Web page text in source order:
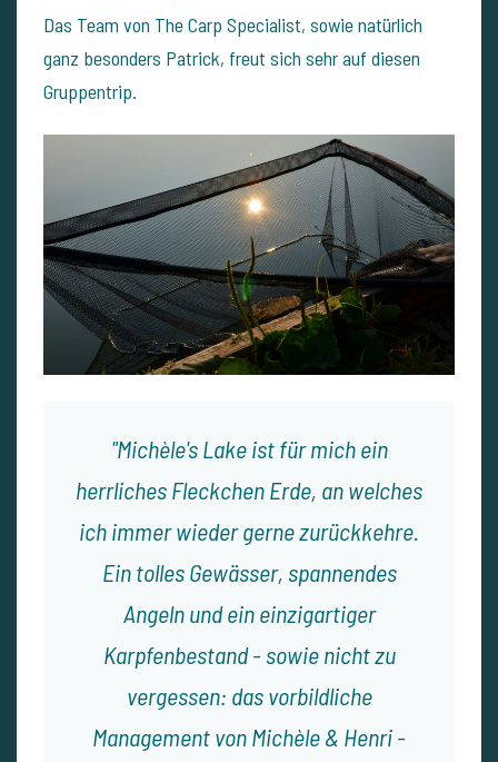
Das Team von The Carp Specialist, sowie natürlich
ganz besonders Patrick, freut sich sehr auf diesen
Gruppentrip.
Michèle's Lake ist für mich ein
herrliches Fleckchen Erde, an welches
ich immer wieder gerne zurückkehre.
Ein tolles Gewässer, spannendes
Angeln und ein einzigartiger
Karpfenbestand - sowie nicht zu
vergessen: das vorbildliche
Management von Michèle & Henri -